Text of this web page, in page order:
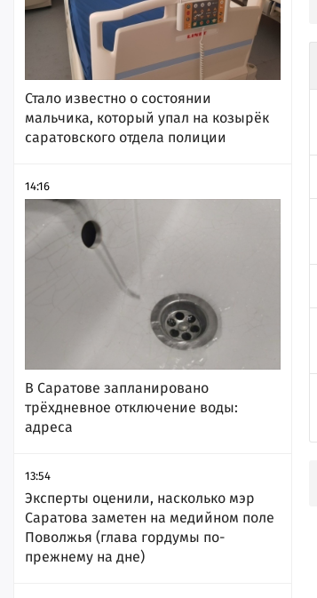
Стало известно о состоянии
мальчика, который упал на козырёк
саратовского отдела полиции
14:16
В Саратове запланировано
трёхдневное отключение воды:
адреса
13:54
Эксперты оценили, насколько мэр
Саратова заметен на медийном поле
Поволжья (глава гордумы по-
прежнему на дне)